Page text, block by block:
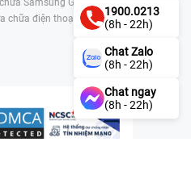
chữa điện thoại samsung |
1900.0213
(8h - 22h)
Chat Zalo
(8h - 22h)
Chat ngay
(8h - 22h)